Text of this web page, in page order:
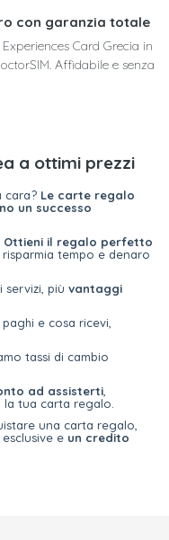
con garanzia totale
Card Grecia in
Affidabile e senza
a ottimi prezzi
cara? Le carte regalo
un successo
Ottieni il regalo perfetto
risparmia tempo e denaro
servizi, più vantaggi
e cosa ricevi,
tassi di cambio
ad assisterti
tua carta regalo.
una carta regalo,
e un credito